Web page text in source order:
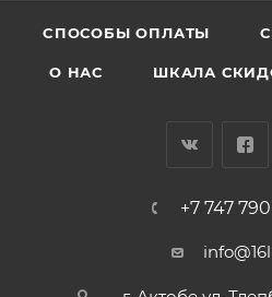
CПОСОБЫ ОПЛАТЫ
О НАС ШКАЛА
+7 747